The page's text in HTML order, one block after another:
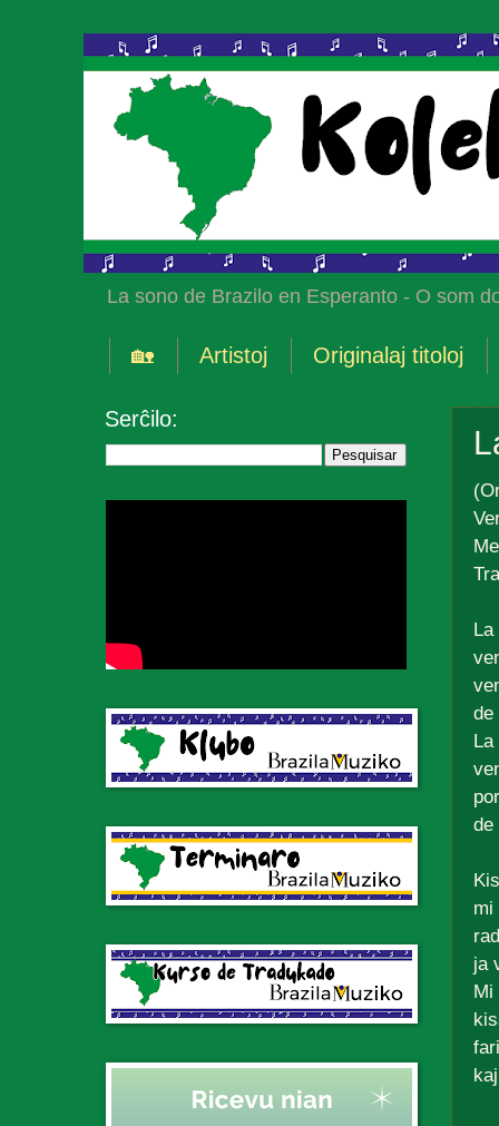
La sono de Brazilo en Esperanto - O som
🏡 Artistoj Originalaj titoloj
La
de
La
de
mi
ja
Mi
Serĉilo: